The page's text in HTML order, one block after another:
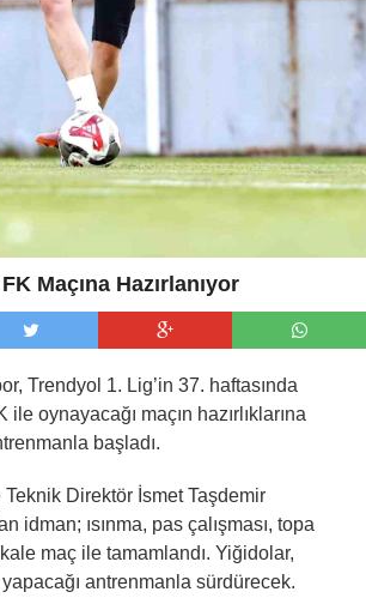
Maçına Hazırlanıyor
Trendyol 1. Lig’in 37. haftasında
ile oynayacağı maçın hazırlıklarına
başladı.
Direktör İsmet Taşdemir
idman; ısınma, pas çalışması, topa
maç ile tamamlandı. Yiğidolar,
yapacağı antrenmanla sürdürecek.